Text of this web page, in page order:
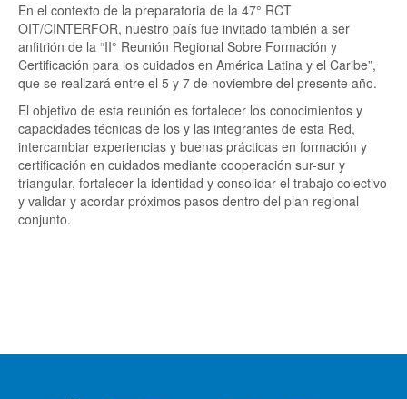
En el contexto de la preparatoria de la 47° RCT
OIT/CINTERFOR, nuestro país fue invitado también a ser
anfitrión de la “II° Reunión Regional Sobre Formación y
Certificación para los cuidados en América Latina y el Caribe”,
que se realizará entre el 5 y 7 de noviembre del presente año.
El objetivo de esta reunión es fortalecer los conocimientos y
capacidades técnicas de los y las integrantes de esta Red,
intercambiar experiencias y buenas prácticas en formación y
certificación en cuidados mediante cooperación sur-sur y
triangular, fortalecer la identidad y consolidar el trabajo colectivo
y validar y acordar próximos pasos dentro del plan regional
conjunto.